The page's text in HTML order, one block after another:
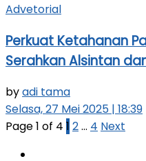
Advetorial
Perkuat Ketahanan
Serahkan Alsintan
byadi tama
Selasa, 27 Mei 2025 | 18:39
Page 1 of 4 1 2… 4 Next